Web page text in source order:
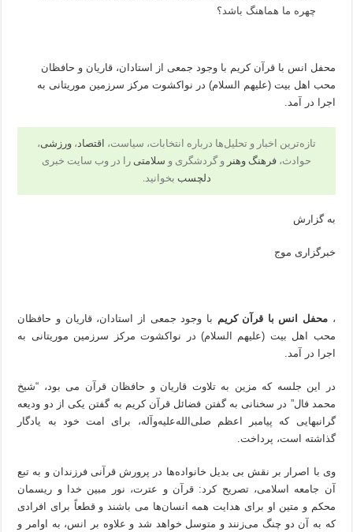
چهره ما هماهنگ باشد؟
محفل انس با قرآن کریم با وجود جمعی از استادان، قاریان و حافظان
محب اهل بیت (علیهم السلام) در نواکشوت مرکز سرزمین موریتانی به
اجرا در آمد.
تازه‌ترین اخبار و تحلیل‌ها درباره انتخابات، سیاست، اقتصاد، ورزشی،
حوادث، فرهنگ وهنر و گردشگری و سلامتی را در وب سایت خبری
دلچسب بخوانید.
به گزارش
خبرگزاری موج
، محفل انس با قرآن کریم با وجود جمعی از استادان، قاریان و حافظان
محب اهل بیت (علیهم السلام) در نواکشوت مرکز سرزمین موریتانی به
اجرا در آمد.
در این جلسه که مزین به تلاوت قاریان و حافظان قرآن می بود، “شیخ
محمد فال” در سخنانی به گفتن فضائل قرآن کریم به گفتن یکی از دو ودیعه
گرانبهایی که پیامبر اعظم صلی‌الله‌علیه‌وآله، برای امت خود به یادگار
گذاشته است، پرداخت.
وی با اصرار بر نقش بی بدیل خانواده‌ها در پرورش قرآنی فرزندان و به تبع
آن جامعه اسلامی، تصریح کرد: قرآن و عترت، نور مبین خدا و ریسمان
محکم و متین او برای هدایت همه انسان‌ها می باشند و قطعاً برای افرادی
که به آن دو چنگ می‌زنند و متوسل خواهد شد و علاوه بر انس، به اوامر و